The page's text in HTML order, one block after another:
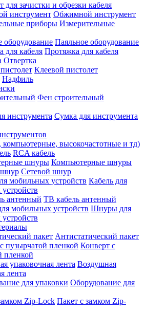
для зачистки и обрезки кабеля
Обжимной инструмент
Измерительные
Паяльное оборудование
Протяжка для кабеля
Отвертка
Клеевой пистолет
Надфиль
Фен строительный
Сумка для инструмента
высокочастотные и тд)
RCA кабель
Компьютерные шнуры
Сетевой шнур
Кабель для
ТВ кабель антенный
Шнуры для
Антистатический пакет
Конверт с
пленкой
Воздушная
лента
Оборудование для
Пакет с замком Zip-